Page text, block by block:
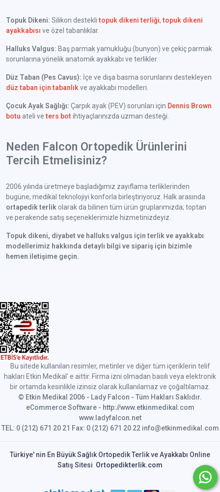
Topuk Dikeni: Silikon desteklitopuk dikeni terliği,topuk dikeni
ayakkabısı ve özel tabanlıklar.
Halluks Valgus: Baş parmak yamukluğu (bunyon) ve çekiç parmak
sorunlarına yönelik anatomik ayakkabı ve terlikler.
Düz Taban (Pes Cavus): İçe ve dışa basma sorunlarını destekleyen
düz taban için tabanlıkve ayakkabı modelleri.
Çocuk Ayak Sağlığı: Çarpık ayak (PEV) sorunları için Dennis Brown
botu ateli veters botihtiyaçlarınızda uzman desteği.
Neden Falcon Ortopedik Ürünlerini
Tercih Etmelisiniz?
2006 yılında üretmeye başladığımız zayıflama terliklerinden
bugüne, medikal teknolojiyi konforla birleştiriyoruz. Halk arasında
ortapedik terlik olarak da bilinen tüm ürün gruplarımızda; toptan
ve perakende satış seçeneklerimizle hizmetinizdeyiz.
Topuk dikeni, diyabet ve halluks valgus için terlik ve ayakkabı
modellerimiz hakkında detaylı bilgi ve sipariş için bizimle
hemen iletişime geçin.
Bu sitede kullanılan resimler, metinler ve diğer tüm içeriklerin telif
hakları Etkin Medikal' e aittir. Firma izni olmadan basılı veya elektronik
bir ortamda kesinlikle izinsiz olarak kullanılamaz ve çoğaltılamaz.
© Etkin Medikal 2006 - Lady Falcon - Tüm Hakları Saklıdır.
eCommerce Software - http://www.etkinmedikal.com
www.ladyfalcon.net
TEL: 0 (212) 671 20 21 Fax: 0 (212) 671 20 22 info@etkinmedikal.com
Türkiye' nin En Büyük Sağlık Ortopedik Terlik ve Ayakkabı Online
Satış Sitesi Ortopedikterlik.com